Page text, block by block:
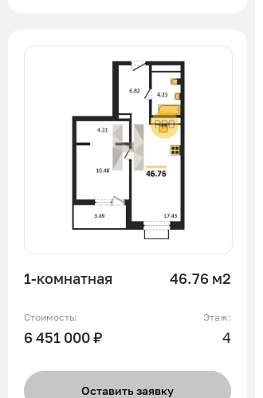
1-комнатная 46.76 м2
Стоимость:
6 451 000 ₽
Этаж:
4
Оставить заявку